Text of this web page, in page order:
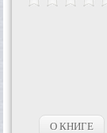
О КНИГЕ